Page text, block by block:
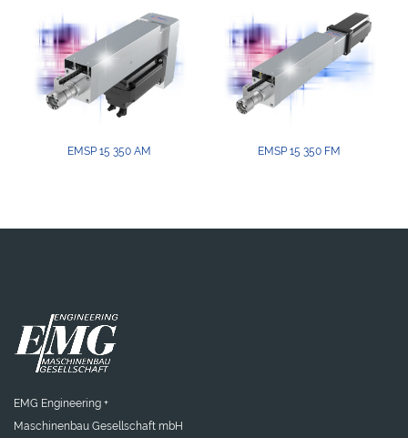
EMSP 15 350 AM EMSP 15 350 FM
EMG Engineering +
Maschinenbau Gesellschaft mbH